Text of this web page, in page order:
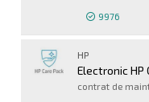
9976
HP
Electronic HP
contrat de